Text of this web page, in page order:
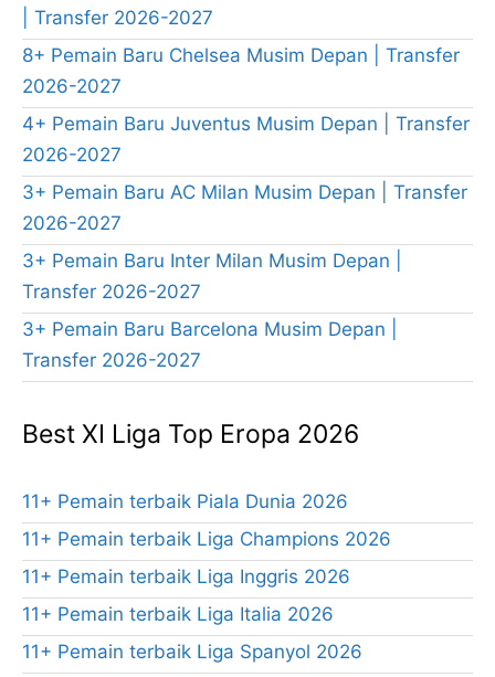
| Transfer 2026-2027
8+ Pemain Baru Chelsea Musim Depan | Transfer
2026-2027
4+ Pemain Baru Juventus Musim Depan | Transfer
2026-2027
3+ Pemain Baru AC Milan Musim Depan | Transfer
2026-2027
3+ Pemain Baru Inter Milan Musim Depan |
Transfer 2026-2027
3+ Pemain Baru Barcelona Musim Depan |
Transfer 2026-2027
Best XI Liga Top Eropa 2026
11+ Pemain terbaik Piala Dunia 2026
11+ Pemain terbaik Liga Champions 2026
11+ Pemain terbaik Liga Inggris 2026
11+ Pemain terbaik Liga Italia 2026
11+ Pemain terbaik Liga Spanyol 2026